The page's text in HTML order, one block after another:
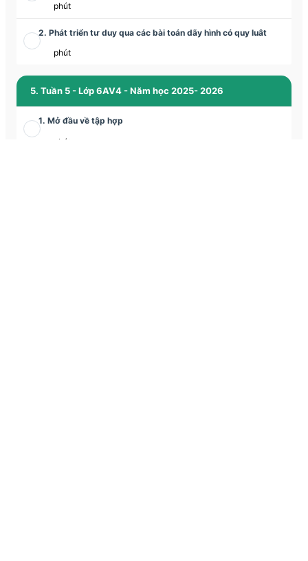
phút
2. Phát triển tư duy qua các bài toán dãy hình có quy luât
phút
5. Tuần 5 - Lớp 6AV4 - Năm học 2025- 2026
1. Mở đầu về tập hợp
phút